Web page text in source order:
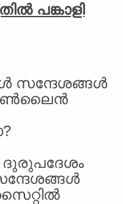
പങ്കാളി
സന്ദേശങ്ങള്‍
ദുരുപദേശം